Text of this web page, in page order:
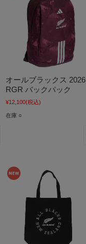
オールブラックス 2026
RGR バックパック
¥12,100(税込)
在庫 ○